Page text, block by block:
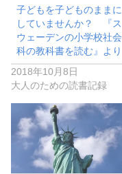
子どもを子どものままに
していませんか？ 『ス
ウェーデンの小学校社会
科の教科書を読む』より
2018年10月8日
大人のための読書記録